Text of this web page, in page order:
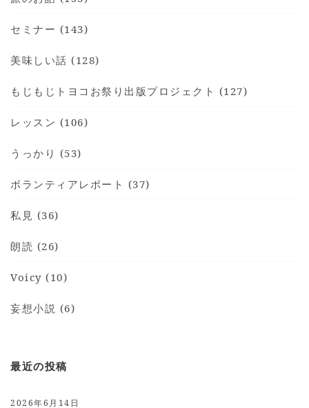
セミナー (143)
美味しい話 (128)
もじもじトヨコお祭り出版プロジェクト (127)
レッスン (106)
うっかり (53)
ボランティアレポート (37)
私見 (36)
朗読 (26)
Voicy (10)
妄想小説 (6)
最近の投稿
2026年6月14日